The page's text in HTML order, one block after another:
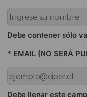
Debe contener sólo
* EMAIL (NO SERÁ
Debe llenar este